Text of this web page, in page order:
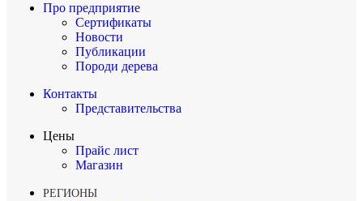
Про предприятие
Сертификаты
Новости
Публикации
Породи дерева
Контакты
Представительства
Цены
Прайс лист
Магазин
РЕГИОНЫ